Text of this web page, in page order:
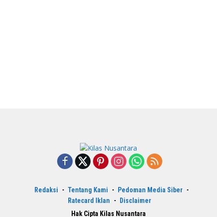
Redaksi Tentang Kami
Pedoman Media Siber
Ratecard Iklan
Disclaimer
Hak Cipta Kilas Nusantara